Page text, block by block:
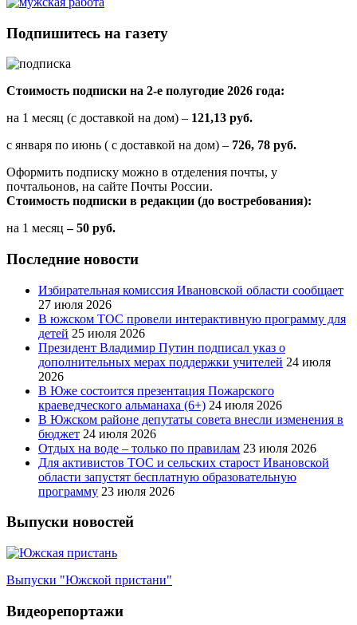
Подпишитесь на газету
Стоимость подписки на 2-е полугодие 2026 года:
на 1 месяц (с доставкой на дом) – 121,13 руб.
с января по июнь ( с доставкой на дом) – 726, 78 руб.
Оформить подписку можно в отделения почты, у
почтальонов, на сайте Почты России.
Стоимость подписки в редакции (до востребования):
на 1 месяц – 50 руб.
Последние новости
Избирательная комиссия Ивановской области сообщает
27 июля 2026
В южском ТОС провели интерактивную программу для
детей 25 июля 2026
Президент Владимир Путин подписал указ о
дополнительных мерах поддержки учителей 24 июля
2026
В Юже состоится презентация Пожарского
краеведческого альманаха (6+) 24 июля 2026
В Южском районе депутаты совета внесли изменения в
бюджет 24 июля 2026
Отдых на воде – только по правилам 23 июля 2026
Для активистов ТОС и сельских старост Ивановской
области запустят бесплатную образовательную
программу 23 июля 2026
Выпуски новостей
Выпуски "Южской пристани"
Видеорепортажи